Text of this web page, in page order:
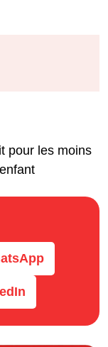
pour les moins